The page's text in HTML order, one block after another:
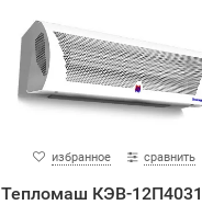
избранное сравнить
Тепломаш КЭВ-